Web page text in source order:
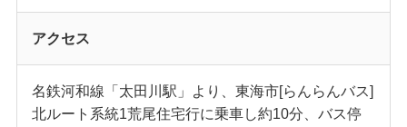
アクセス
名鉄河和線「太田川駅」より、東海市[らんらんバス]
北ルート系統1荒尾住宅行に乗車し約10分、バス停